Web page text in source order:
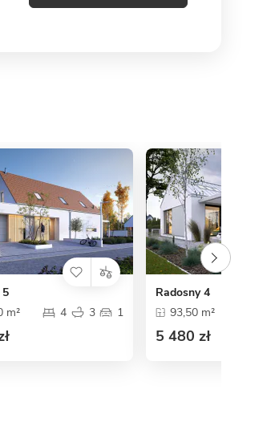
m²
4 3 1
Radosny 4
93,50 m²
5 480 zł